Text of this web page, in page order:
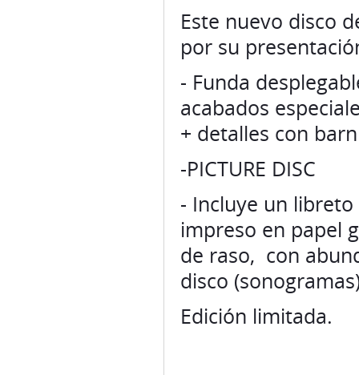
Este nuevo disco
por su
- Funda
acabados
+ detalles con
-PICTURE DISC
- Incluye un
impreso en papel
de raso, con
disco
Edición limitada.